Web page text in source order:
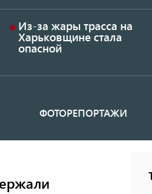
Из-за жары трасса на
Харьковщине стала
опасной
ФОТОРЕПОРТАЖИ